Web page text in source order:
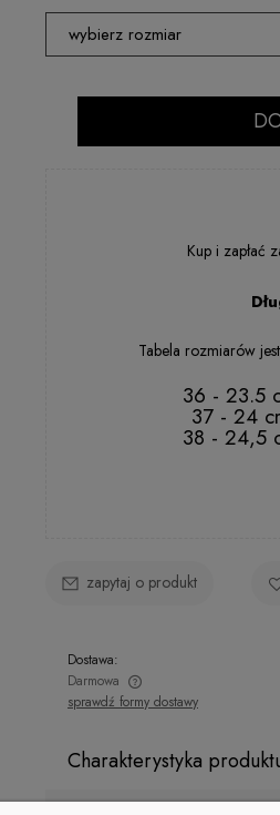
wybierz rozmiar
Kup i zapłać
Tabela rozmiarów
36 - 23.5
37 - 24
38 - 24,5
zapytaj o produkt
Dostawa:
Darmowa
sprawdź formy dostawy
Charakterystyka